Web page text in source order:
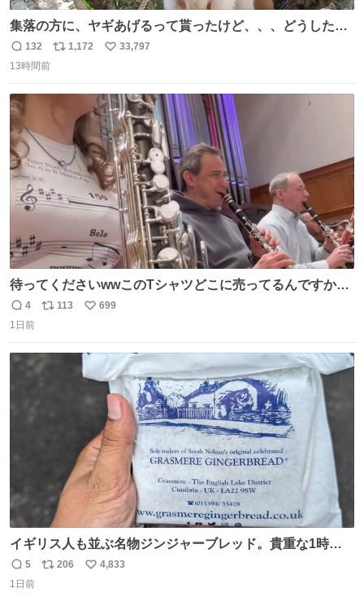
集落の方に、ヤギあげるって貰ったけど、、、どうしたら
ええんかわからん。 とりあえず軒先に繋いでるけど人慣れ
してないから、スマホの通知音でビクッてなってはる。
返
信
132
リ
ト
数
1,172
い
数
33,797
13時間前
待ってくださいwwこのTシャツどこに売ってるんですか
www
返
信
4
リ
113
い
699
1日前
イギリス人も並ぶ名物ジンジャーブレッド。貴重な1時間
の自由時間のうち20分並んだ価値があるぐらい美味しかっ
たです。
返
信
5
リ
206
い
4,833
1日前